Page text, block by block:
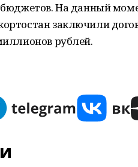
бюджетов. На данный
заключили
рублей.